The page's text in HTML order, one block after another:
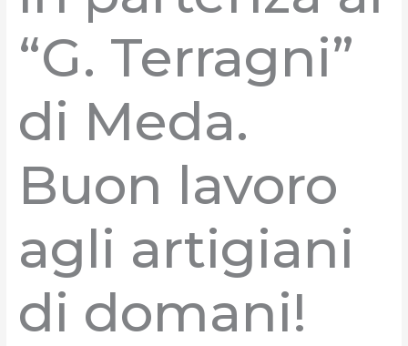
“G. Terragni”
di Meda.
Buon lavoro
agli artigiani
di domani!